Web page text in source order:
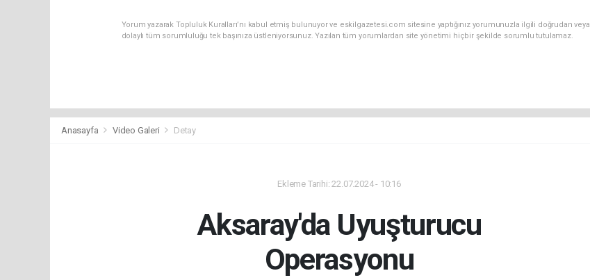
Yorum yazarak Topluluk Kuralları’nı kabul etmiş bulunuyor ve eskilgazetesi.com sitesine yaptığınız yorumunuzla ilgili doğrudan veya
dolaylı tüm sorumluluğu tek başınıza üstleniyorsunuz. Yazılan tüm yorumlardan site yönetimi hiçbir şekilde sorumlu tutulamaz.
Anasayfa Video Galeri Detay
Ekleme Tarihi: 22.07.2024 - 10:16
Aksaray'da Uyuşturucu
Operasyonu